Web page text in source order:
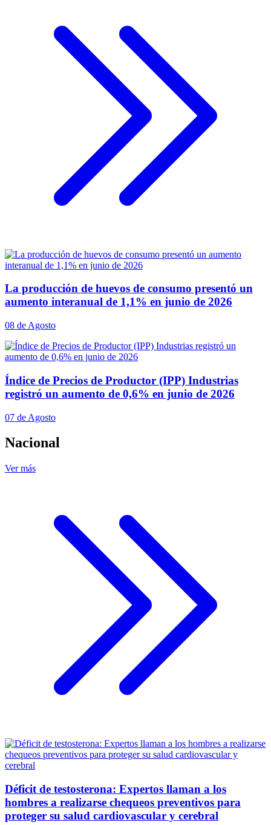
La producción de huevos de consumo presentó un
aumento interanual de 1,1% en junio de 2026
08 de Agosto
Índice de Precios de Productor (IPP) Industrias
registró un aumento de 0,6% en junio de 2026
07 de Agosto
Nacional
Ver más
Déficit de testosterona: Expertos llaman a los
hombres a realizarse chequeos preventivos para
proteger su salud cardiovascular y cerebral